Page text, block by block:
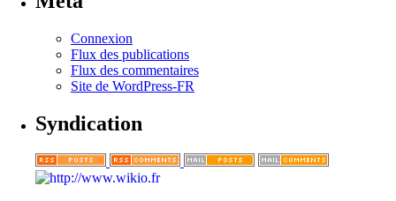
Connexion
Flux des publications
Flux des commentaires
Site de WordPress-FR
Syndication